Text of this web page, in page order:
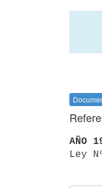
AÑO
Ley